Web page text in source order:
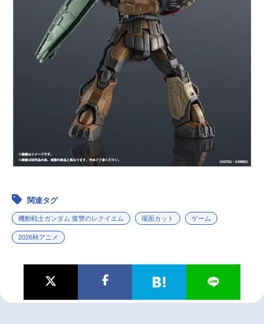
関連タグ
機動戦士ガンダム 復讐のレクイエム 場面カット ゲーム
2026秋アニメ